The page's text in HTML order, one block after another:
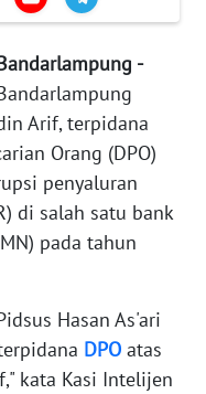
-
Arif, terpidana
Orang (DPO)
penyaluran
di salah satu bank
pada tahun
Hasan As'ari
DPO atas
kata Kasi Intelijen